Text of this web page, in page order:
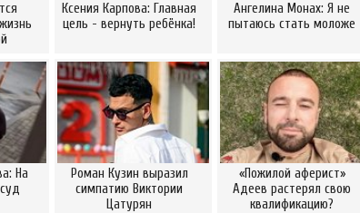
Ксения Карпова: Главная
цель - вернуть ребёнка!
Ангелина Монах: Я не
пытаюсь стать моложе
На
Роман Кузин выразил
симпатию Виктории
Цатурян
«Пожилой аферист»
Адеев растерял свою
квалификацию?